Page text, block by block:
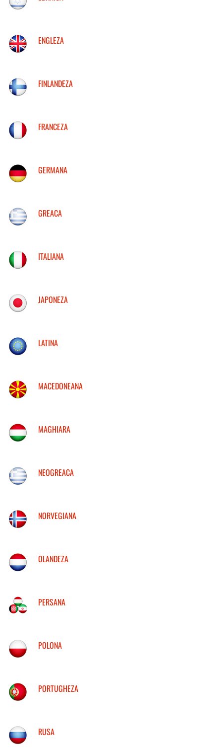
ENGLEZA
FINLANDEZA
FRANCEZA
GERMANA
GREACA
ITALIANA
JAPONEZA
LATINA
MACEDONEANA
MAGHIARA
NEOGREACA
NORVEGIANA
OLANDEZA
PERSANA
POLONA
PORTUGHEZA
RUSA